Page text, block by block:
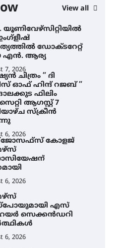
View all
അവധി
യൂണിവേഴ്‌സിറ്റിയിൽ
ഡോക്ടറേറ്റ്
എൻ. ആര്യ
7, 2026
ചിത്രം ” ദി
ഓഫ് ഹിന്ദ് റജബ് ”
ഫിലിം
ആഗസ്റ്റ് 7
സ്‌ക്രീൻ
6, 2026
ജോസഫ്സ് കോളജ്
6, 2026
എസ്
സെക്കൻഡറി
6, 2026